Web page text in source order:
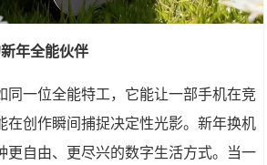
年全能伙伴
同一位全能特工，它能让一部手机在竞
在创作瞬间捕捉决定性光影。新年换机
更自由、更尽兴的数字生活方式。当一